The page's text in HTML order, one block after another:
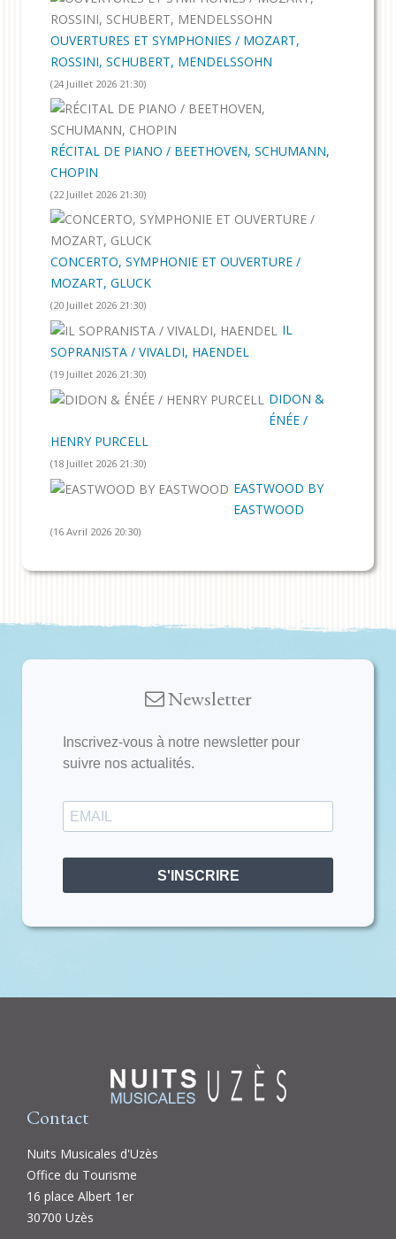
OUVERTURES ET SYMPHONIES / MOZART,
ROSSINI, SCHUBERT, MENDELSSOHN
(24 Juillet 2026 21:30)
RÉCITAL DE PIANO / BEETHOVEN, SCHUMANN,
CHOPIN
(22 Juillet 2026 21:30)
CONCERTO, SYMPHONIE ET OUVERTURE /
MOZART, GLUCK
(20 Juillet 2026 21:30)
IL
SOPRANISTA / VIVALDI, HAENDEL
(19 Juillet 2026 21:30)
DIDON &
ÉNÉE /
HENRY PURCELL
(18 Juillet 2026 21:30)
EASTWOOD BY
EASTWOOD
(16 Avril 2026 20:30)
Newsletter
Inscrivez-vous à notre newsletter pour
suivre nos actualités.
S'INSCRIRE
Contact
Nuits Musicales d'Uzès
Office du Tourisme
16 place Albert 1er
30700 Uzès